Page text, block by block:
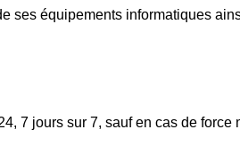
ses équipements informatiques
7 jours sur 7, sauf en cas de force